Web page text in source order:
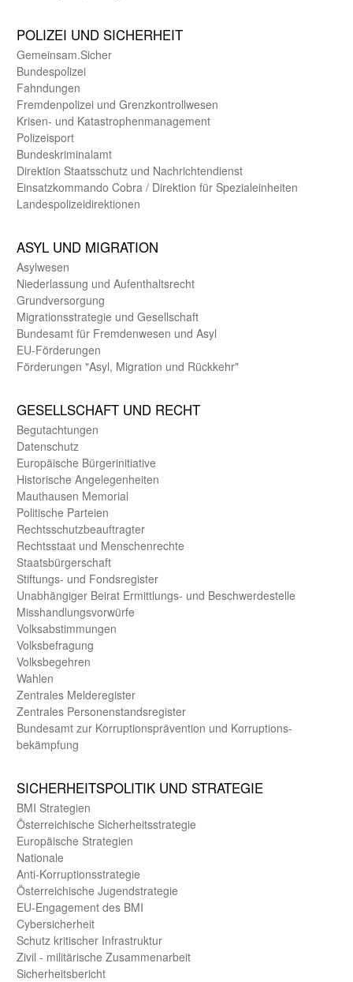
POLIZEI UND SICHER­HEIT
Gemein­sam.Sicher
Bundes­polizei
Fahndungen
Fremdenpolizei und Grenzkontrollwesen
Krisen- und Katastrophen­management
Polizeisport
Bundes­kriminal­amt
Direktion Staats­schutz und Nach­richten­dienst
Einsatz­kommando Cobra / Direktion für Spezialeinheiten
Landes­polizei­direk­tionen
ASYL UND MIGRA­TION
Asyl­wesen
Nieder­lassung und Aufent­halts­recht
Grund­versorgung
Migrations­strategie und Gesell­schaft
Bundes­amt für Fremden­wesen und Asyl
EU-Förde­rungen
Förderungen "Asyl, Migration und Rückkehr"
GE­SELL­SCHAFT UND RECHT
Begut­achtungen
Daten­schutz
Europäische Bürger­initiative
Historische Angelegen­heiten
Mauthausen Memorial
Politische Parteien
Rechts­schutz­beauftragter
Rechts­staat und Menschen­rechte
Staats­bürger­schaft
Stiftungs- und Fonds­register
Unab­hängiger Beirat Ermittlungs- und Beschwerde­stelle
Misshandlungs­vorwürfe
Volks­abstimmungen
Volks­befragung
Volks­begehren
Wahlen
Zentrales Melde­register
Zentrales Personen­stands­register
Bundes­amt zur Korrup­tions­prävention und Korrup­tions­
bekämpfung
SICHER­HEITS­POLITIK UND STRATEGIE
BMI Strategien
Öster­reichische Sicherheits­strategie
Europäische Strategien
Nationale
Anti-Korruptions­strategie
Öster­reichische Jugend­strategie
EU-Engagement des BMI
Cybersicherheit
Schutz kritischer Infra­struktur
Zivil - militärische Zusammen­arbeit
Sicherheits­bericht